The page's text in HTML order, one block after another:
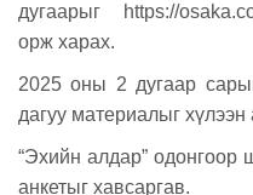
дугаарыг https://
орж харах.
2025 оны 2 дугаар
дагуу материалыг хүлээн
“Эхийн алдар”
анкетыг хавсаргав.